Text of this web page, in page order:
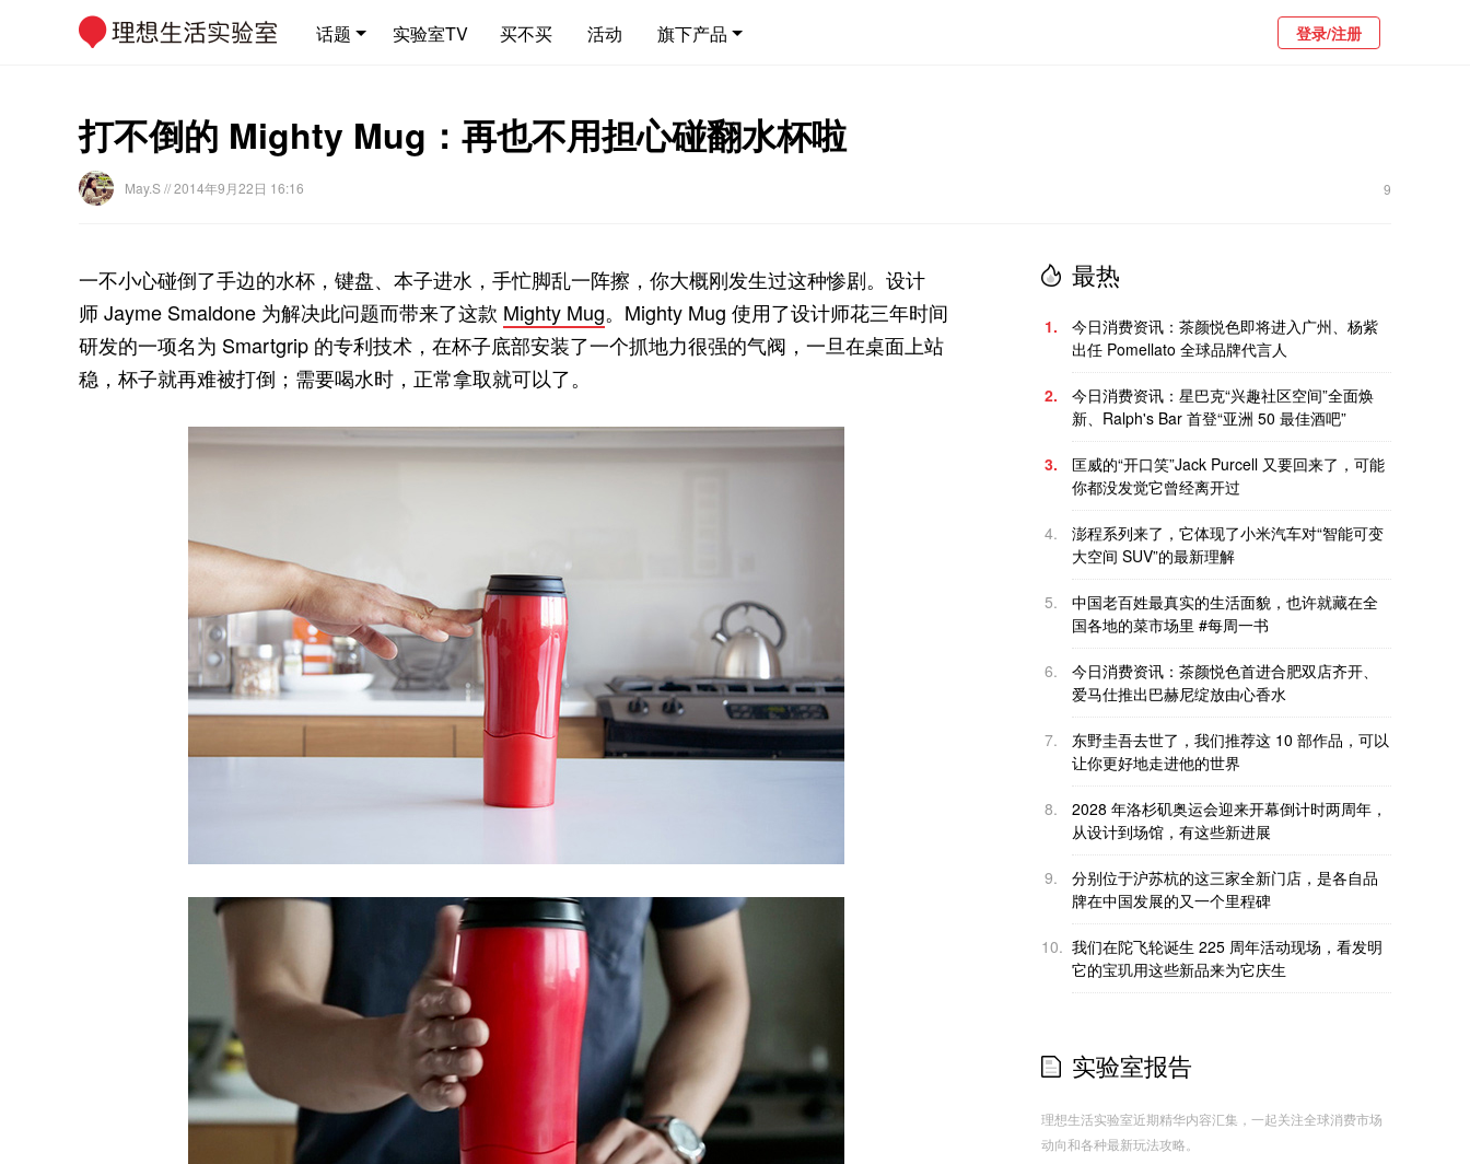
话题 实验室TV 买不买 活动 旗下产品 登录/注册
打不倒的 Mighty Mug：再也不用担心碰翻水杯啦
May.S// 2014年9月22日 16:16 9
一不小心碰倒了手边的水杯，键盘、本子进水，手忙脚乱一阵擦，你大概刚发生过这种惨剧。设计
师 Jayme Smaldone 为解决此问题而带来了这款 Mighty Mug。Mighty Mug 使用了设计师花三年时间
研发的一项名为 Smartgrip 的专利技术，在杯子底部安装了一个抓地力很强的气阀，一旦在桌面上站
稳，杯子就再难被打倒；需要喝水时，正常拿取就可以了。
最热
1.
今日消费资讯：茶颜悦色即将进入广州、杨紫
出任 Pomellato 全球品牌代言人
2.
今日消费资讯：星巴克“兴趣社区空间”全面焕
新、Ralph's Bar 首登“亚洲 50 最佳酒吧”
3.
匡威的“开口笑”Jack Purcell 又要回来了，可能
你都没发觉它曾经离开过
4.
澎程系列来了，它体现了小米汽车对“智能可变
大空间 SUV”的最新理解
5.
中国老百姓最真实的生活面貌，也许就藏在全
国各地的菜市场里 #每周一书
6.
今日消费资讯：茶颜悦色首进合肥双店齐开、
爱马仕推出巴赫尼绽放由心香水
7.
东野圭吾去世了，我们推荐这 10 部作品，可以
让你更好地走进他的世界
8.
2028 年洛杉矶奥运会迎来开幕倒计时两周年，
从设计到场馆，有这些新进展
9.
分别位于沪苏杭的这三家全新门店，是各自品
牌在中国发展的又一个里程碑
10. 我们在陀飞轮诞生 225 周年活动现场，看发明
它的宝玑用这些新品来为它庆生
实验室报告
理想生活实验室近期精华内容汇集，一起关注全球消费市场
动向和各种最新玩法攻略。